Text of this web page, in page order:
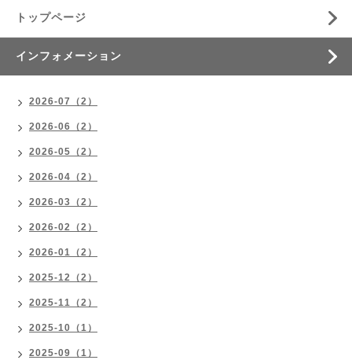
トップページ
インフォメーション
2026-07（2）
2026-06（2）
2026-05（2）
2026-04（2）
2026-03（2）
2026-02（2）
2026-01（2）
2025-12（2）
2025-11（2）
2025-10（1）
2025-09（1）